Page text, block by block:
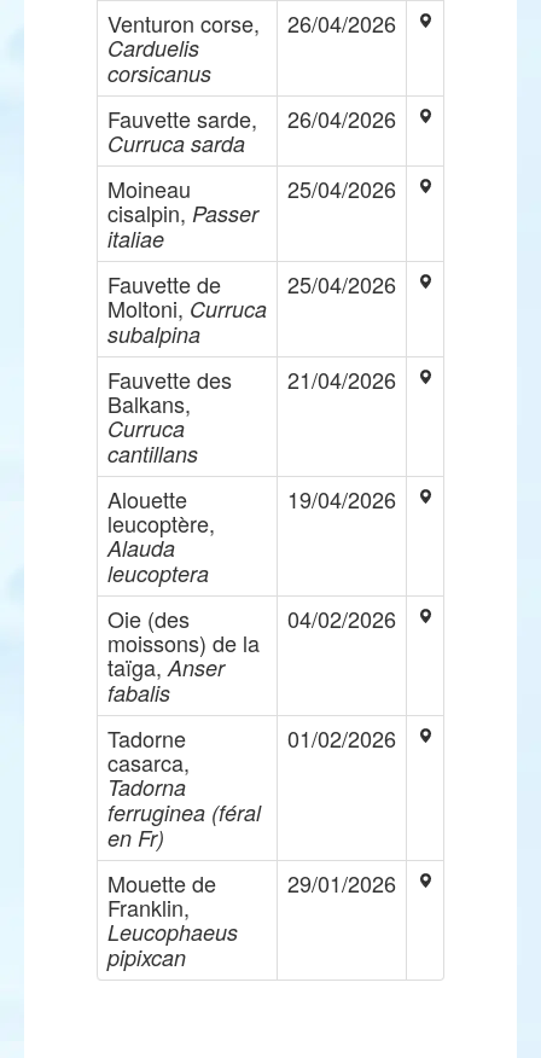
Venturon corse,
Carduelis
corsicanus
26/04/2026
Fauvette sarde,
Curruca sarda
26/04/2026
Moineau
cisalpin, Passer
italiae
25/04/2026
Fauvette de
Moltoni, Curruca
subalpina
25/04/2026
Fauvette des
Balkans,
Curruca
cantillans
21/04/2026
Alouette
leucoptère,
Alauda
leucoptera
19/04/2026
Oie (des
moissons) de la
taïga, Anser
fabalis
04/02/2026
Tadorne
casarca,
Tadorna
ferruginea (féral
en Fr)
01/02/2026
Mouette de
Franklin,
Leucophaeus
pipixcan
29/01/2026